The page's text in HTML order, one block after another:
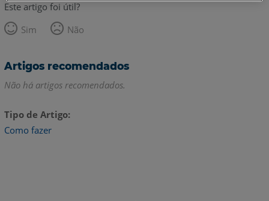
Este artigo foi útil?
Sim
Não
Artigos recomendados
Não há artigos recomendados.
Tipo de Artigo
Como fazer